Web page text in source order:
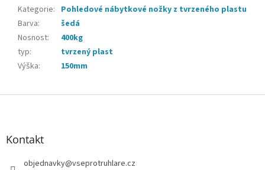
Kategorie: Pohledové nábytkové nožky z tvrzeného plastu
Barva:
šedá
Nosnost:
400kg
typ:
tvrzený plast
Výška: 150mm
Z
Kontakt
objednavky@vseprotruhlare.cz